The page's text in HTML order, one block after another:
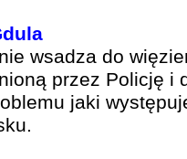
wsadza do
przez Policję i
jaki